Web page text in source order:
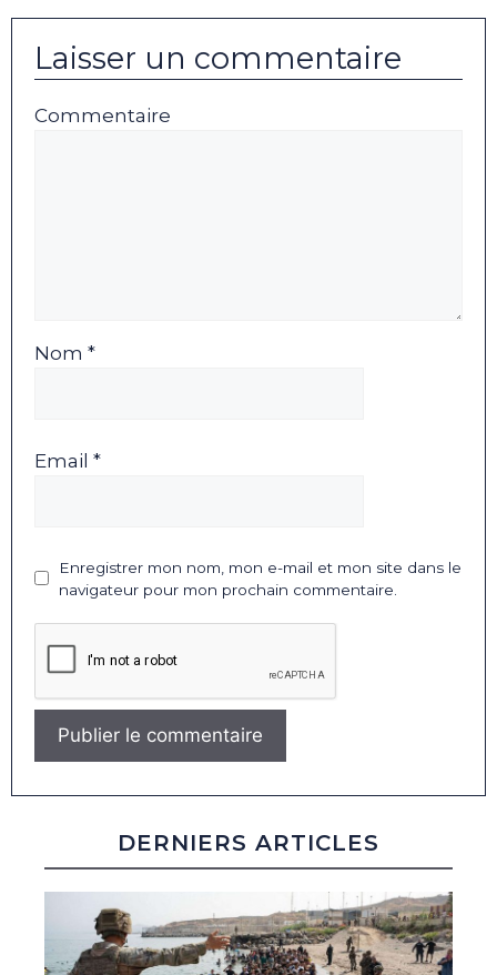
Laisser un commentaire
Commentaire
Nom *
Email *
Enregistrer mon nom, mon e-mail et mon site dans le
navigateur pour mon prochain commentaire.
DERNIERS ARTICLES